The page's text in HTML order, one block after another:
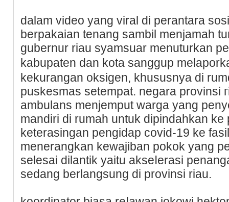
dalam video yang viral di perantara
berpakaian tenang sambil menjamah
gubеrnur riau syamsuar menuturkan
kabupaten dan kota sanggup
kekurangan oksigen, kһususnya di
puskesmas setempat. negara provinsi
ambulans menjemput warga yang
mandiri di rumah untuk dipindahkan
keterasingan pengidap covid-19 ke
menerangkan kewajiban pokok yang
selesai dilantik yaitu akseⅼerasi
sedang berlangsung di provinsi riau.